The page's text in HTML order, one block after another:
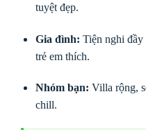
tuyệt đẹp.
Gia đình: Tiện nghi
trẻ em thích.
Nhóm bạn: Villa rộng,
chill.